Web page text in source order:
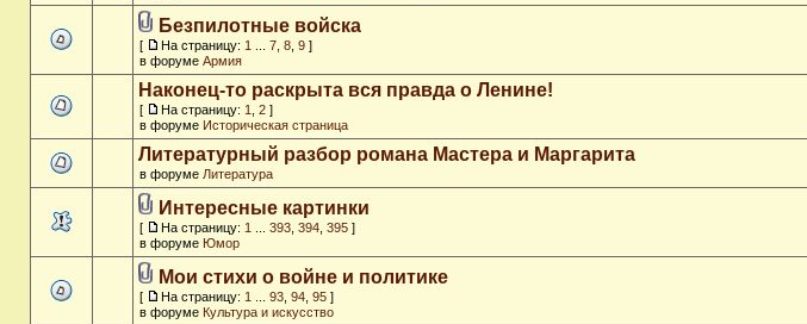
Безпилотные войска
[ На страницу: 1 7 8 9 ]
в форуме Армия
Наконец-то раскрыта вся правда о Ленине!
[ На страницу: 1 2 ]
в форуме Историческая страница
Литературный разбор романа Мастера и Маргарита
в форуме Литература
Интересные картинки
[ На страницу: 1 393 394 395 ]
в форуме Юмор
Мои стихи о войне и политике
[ На страницу: 1 93 94 95 ]
в форуме Культура и искусство